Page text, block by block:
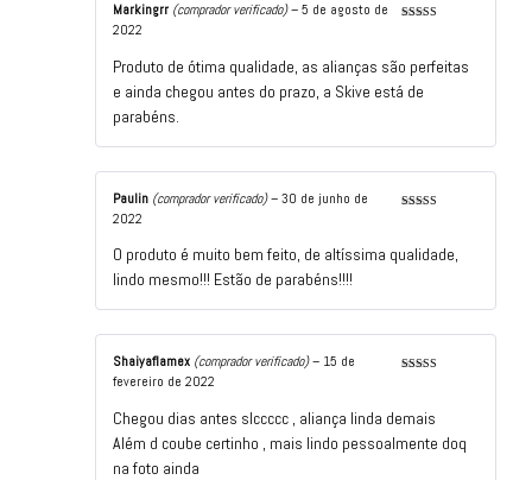
Markingrr (comprador verificado) – 5 de agosto de
2022
Produto de ótima qualidade, as alianças são perfeitas
e ainda chegou antes do prazo, a Skive está de
parabéns.
Paulin (comprador verificado) – 30 de junho de
2022
O produto é muito bem feito, de altíssima qualidade,
lindo mesmo!!! Estão de parabéns!!!!
Shaiyaflamex (comprador verificado) – 15 de
fevereiro de 2022
Chegou dias antes slccccc , aliança linda demais
Além d coube certinho , mais lindo pessoalmente doq
na foto ainda